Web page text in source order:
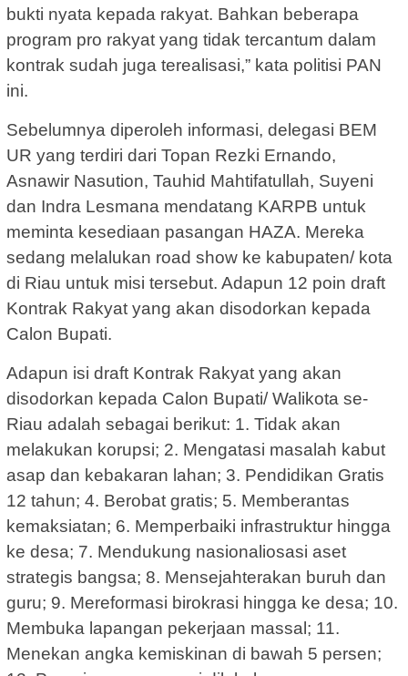
bukti nyata kepada rakyat. Bahkan beberapa
program pro rakyat yang tidak tercantum dalam
kontrak sudah juga terealisasi,” kata politisi PAN
ini.
Sebelumnya diperoleh informasi, delegasi BEM
UR yang terdiri dari Topan Rezki Ernando,
Asnawir Nasution, Tauhid Mahtifatullah, Suyeni
dan Indra Lesmana mendatang KARPB untuk
meminta kesediaan pasangan HAZA. Mereka
sedang melalukan road show ke kabupaten/ kota
di Riau untuk misi tersebut. Adapun 12 poin draft
Kontrak Rakyat yang akan disodorkan kepada
Calon Bupati.
Adapun isi draft Kontrak Rakyat yang akan
disodorkan kepada Calon Bupati/ Walikota se-
Riau adalah sebagai berikut: 1. Tidak akan
melakukan korupsi; 2. Mengatasi masalah kabut
asap dan kebakaran lahan; 3. Pendidikan Gratis
12 tahun; 4. Berobat gratis; 5. Memberantas
kemaksiatan; 6. Memperbaiki infrastruktur hingga
ke desa; 7. Mendukung nasionaliosasi aset
strategis bangsa; 8. Mensejahterakan buruh dan
guru; 9. Mereformasi birokrasi hingga ke desa; 10.
Membuka lapangan pekerjaan massal; 11.
Menekan angka kemiskinan di bawah 5 persen;